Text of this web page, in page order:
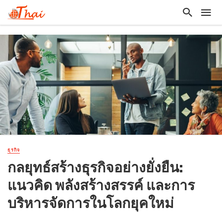
ธุรกิจ
กลยุทธ์สร้างธุรกิจอย่างยั่งยืน:
แนวคิด พลังสร้างสรรค์ และการ
บริหารจัดการในโลกยุคใหม่